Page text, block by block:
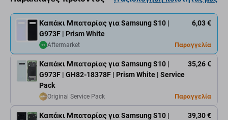
Καπάκι Μπαταρίας για Samsung S10 |
G973F | GH82-18378F | Prism White | Service
Pack
35,26 €
Original Service Pack Παραγγελία
Καπάκι Μπαταρίας για Samsung S10 |
39,30 €
Καπάκι Μπαταρίας για Samsung S10 |
G973F | Prism White
6,03 €
Aftermarket Παραγγελία